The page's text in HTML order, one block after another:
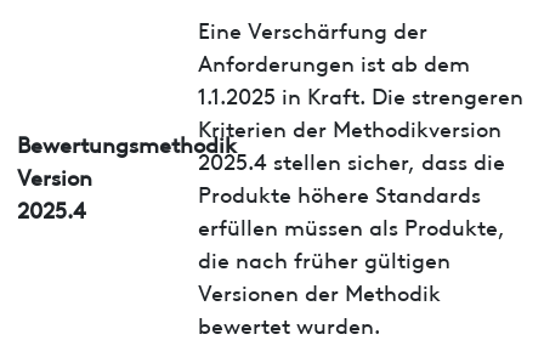
Bewertungsmethodik
Version
2025.4
Eine Verschärfung der
Anforderungen ist ab dem
1.1.2025 in Kraft. Die strengeren
Kriterien der Methodikversion
2025.4 stellen sicher, dass die
Produkte höhere Standards
erfüllen müssen als Produkte,
die nach früher gültigen
Versionen der Methodik
bewertet wurden.